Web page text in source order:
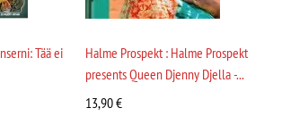
Tää ei
Halme Prospekt : Halme Prospekt
presents Queen Djenny Djella -...
13,90€